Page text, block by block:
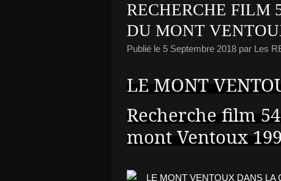
RECHERCHE FILM
DU MONT
Publié le 5 Septembre 2018 par Les
LE MONT
Recherche film
mont Ventoux